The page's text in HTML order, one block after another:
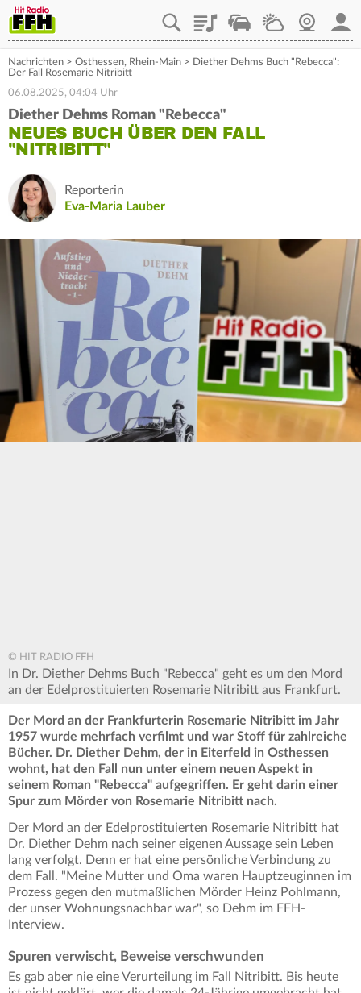
PlaylistStaupilotWetterWebcam
Nachrichten > Osthessen, Rhein-Main > Diether Dehms Buch "Rebecca":
Der Fall Rosemarie Nitribitt
06.08.2025, 04:04 Uhr
Diether Dehms Roman "Rebecca"
NEUES BUCH ÜBER DEN FALL
"NITRIBITT"
Reporterin
Eva-Maria Lauber
© HIT RADIO FFH
In Dr. Diether Dehms Buch "Rebecca" geht es um den Mord
an der Edelprostituierten Rosemarie Nitribitt aus Frankfurt.
Der Mord an der Frankfurterin Rosemarie Nitribitt im Jahr
1957 wurde mehrfach verfilmt und war Stoff für zahlreiche
Bücher. Dr. Diether Dehm, der in Eiterfeld in Osthessen
wohnt, hat den Fall nun unter einem neuen Aspekt in
seinem Roman "Rebecca" aufgegriffen. Er geht darin einer
Spur zum Mörder von Rosemarie Nitribitt nach.
Der Mord an der Edelprostituierten Rosemarie Nitribitt hat
Dr. Diether Dehm nach seiner eigenen Aussage sein Leben
lang verfolgt. Denn er hat eine persönliche Verbindung zu
dem Fall. "Meine Mutter und Oma waren Hauptzeuginnen im
Prozess gegen den mutmaßlichen Mörder Heinz Pohlmann,
der unser Wohnungsnachbar war", so Dehm im FFH-
Interview.
Spuren verwischt, Beweise verschwunden
Es gab aber nie eine Verurteilung im Fall Nitribitt. Bis heute